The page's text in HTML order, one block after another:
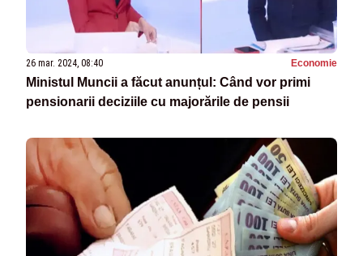
26 mar. 2024, 08:40 Economie
Ministul Muncii a făcut anunțul: Când vor primi
pensionarii deciziile cu majorările de pensii